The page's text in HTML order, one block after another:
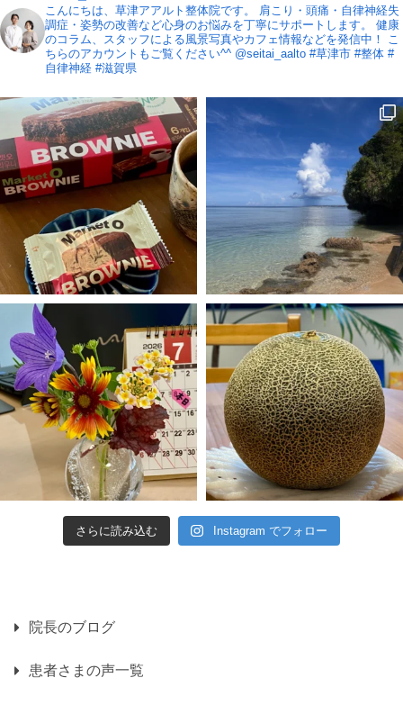
こんにちは、草津アアルト整体院です。
肩こり・頭痛・自律神経失
調症・姿勢の改善など心身のお悩みを丁寧にサポートします。
健康
のコラム、スタッフによる風景写真やカフェ情報などを発信中！
こ
ちらのアカウントもご覧ください^^ @seitai_aalto #草津市 #整体 #
自律神経 #滋賀県
さらに読み込む Instagram でフォロー
院長のブログ
患者さまの声一覧